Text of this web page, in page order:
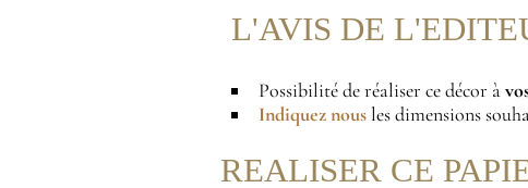
L'AVIS DE
Possibilité de réaliser ce décor à
Indiquez nousles dimensions
REALISER CE